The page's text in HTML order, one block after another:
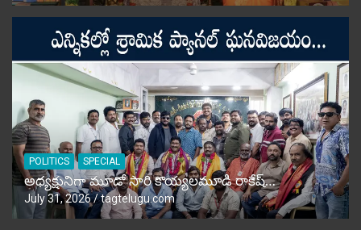
POLITICS SPECIAL
అధ్యక్షునిగా మూడో సారి కొయ్యలమూడి రాకేష్‌…
July 31, 2026 tagtelugu.com